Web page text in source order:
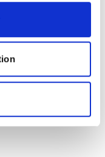
le
cas,
produit de